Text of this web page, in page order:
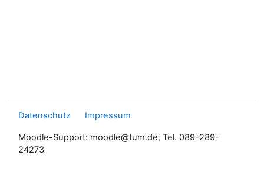
Datenschutz Impressum
Moodle-Support: moodle@tum.de, Tel. 089-289-
24273